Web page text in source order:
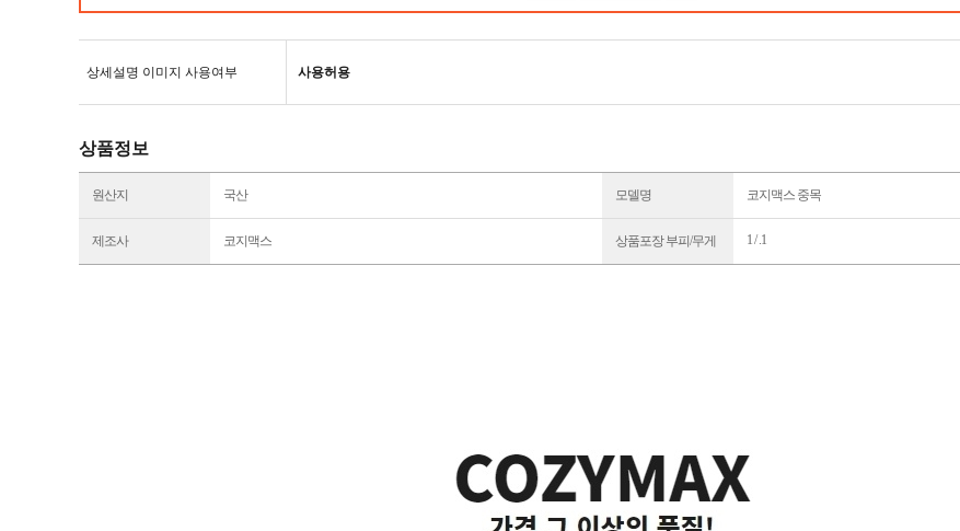
상세설명 이미지 사용여부 사용허용
상품정보
원산지 국산 모델명 코지맥스 중목
제조사 코지맥스 상품포장 부피/무게 1 / .1